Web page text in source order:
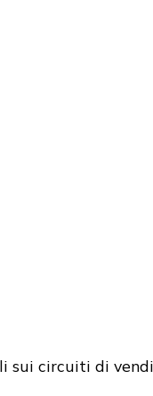
sui circuiti di